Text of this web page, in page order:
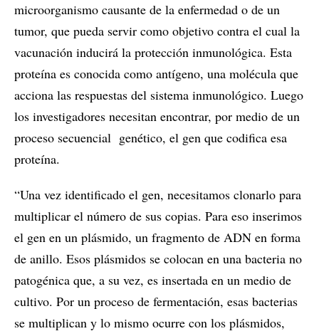
microorganismo causante de la enfermedad o de un
tumor, que pueda servir como objetivo contra el cual la
vacunación inducirá la protección inmunológica. Esta
proteína es conocida como antígeno, una molécula que
acciona las respuestas del sistema inmunológico. Luego
los investigadores necesitan encontrar, por medio de un
proceso secuencial genético, el gen que codifica esa
proteína.
“Una vez identificado el gen, necesitamos clonarlo para
multiplicar el número de sus copias. Para eso inserimos
el gen en un plásmido, un fragmento de ADN en forma
de anillo. Esos plásmidos se colocan en una bacteria no
patogénica que, a su vez, es insertada en un medio de
cultivo. Por un proceso de fermentación, esas bacterias
se multiplican y lo mismo ocurre con los plásmidos,